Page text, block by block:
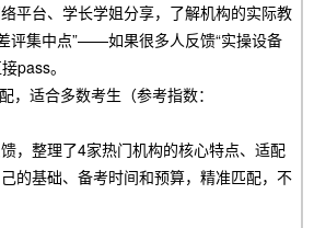
平台、学长学姐分享，了解机构的实际教
评集中点”——如果很多人反馈“实操设备
pass。
，适合多数考生（参考指数：
，整理了4家热门机构的核心特点、适配
的基础、备考时间和预算，精准匹配，不